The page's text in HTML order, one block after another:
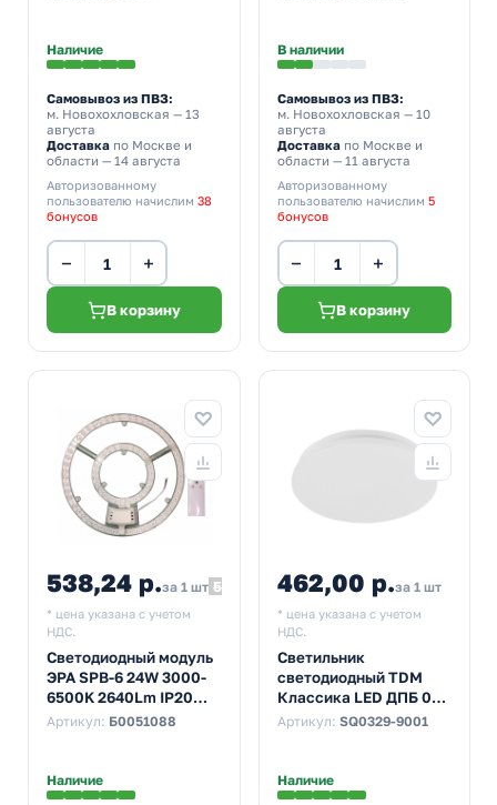
белый
Наличие
Самовывоз из ПВЗ:
м. Новохохловская — 13
августа
Доставка по Москве и
области — 14 августа
Авторизованному
пользователю начислим 38
бонусов
− +
В корзину
В наличии
Самовывоз из ПВЗ:
м. Новохохловская — 10
августа
Доставкапо Москве и
области — 11 августа
Авторизованному
пользователю начислим 5
бонусов
− +
В корзину
538,24 р.за 1 шт 598,04
* цена указана с учетом
НДС.
Светодиодный модуль
ЭРА SPB-6 24W 3000-
6500K 2640Lm IP20
310x25mm с пультом
Артикул: Б0051088
Наличие
462,00 р.за 1 шт
* цена указана с учетом
НДС.
Светильник
светодиодный TDM
Классика LED ДПБ 01
12W 4000K 800Lm
Артикул: SQ0329-9001
Наличие